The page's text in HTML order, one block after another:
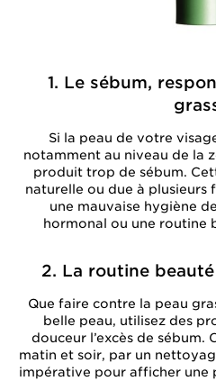
1. Le sébum,
Si la peau de votre
notamment au niveau de la
produit trop de sébum.
naturelle ou due à plusieurs
une mauvaise hygiène
hormonal ou une routine
2. La routine
Que faire contre la peau
belle peau, utilisez des
douceur l’excès de sébum.
matin et soir, par un
impérative pour afficher une